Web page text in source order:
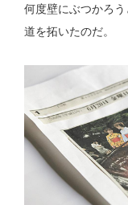
何度壁にぶつかろ
道を拓いたのだ。